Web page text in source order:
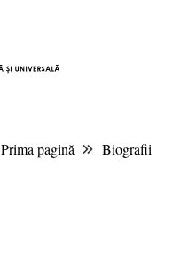
Prima pagină Biografii